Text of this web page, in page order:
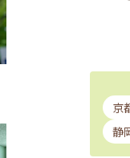
京
静